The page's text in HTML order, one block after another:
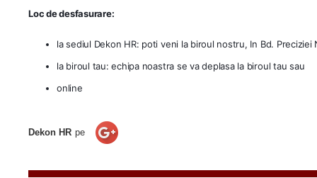
Loc de desfasurare:
la sediul Dekon HR: poti veni la biroul nostru, In Bd. Preciziei
la biroul tau: echipa noastra se va deplasa la biroul tau sau
online
Dekon HR pe